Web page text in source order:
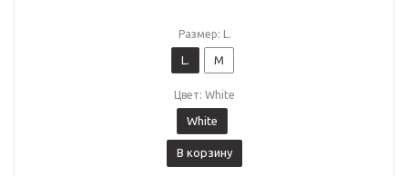
Размер: L.
L. M
Цвет: White
White
В корзину